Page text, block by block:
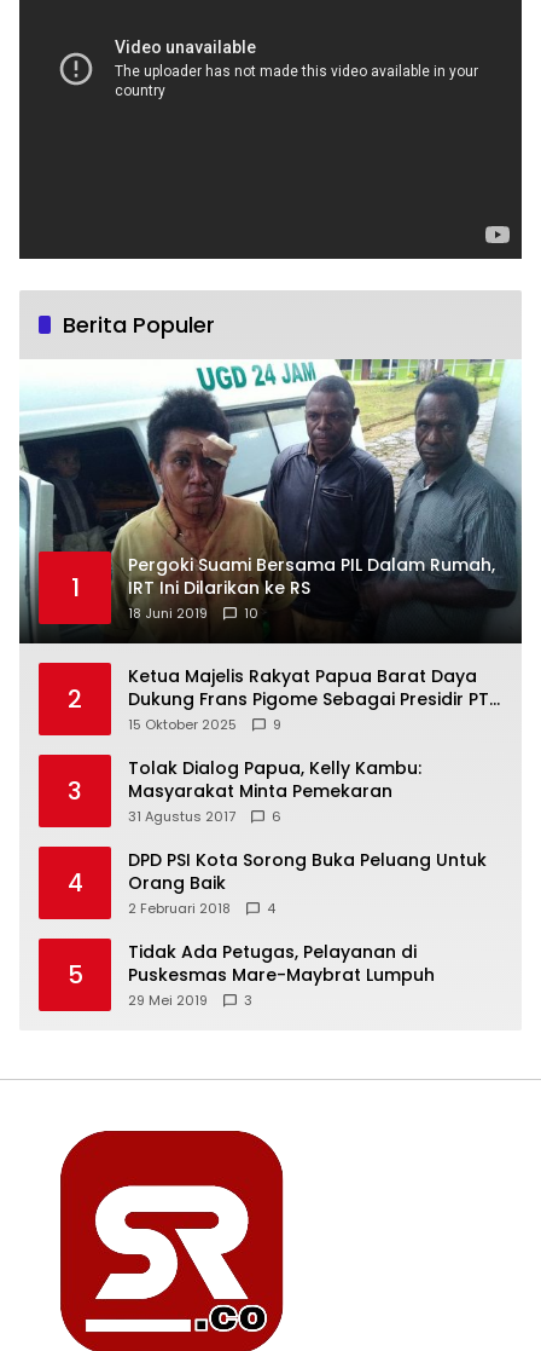
Berita Populer
1
Pergoki Suami Bersama PIL Dalam Rumah,
IRT Ini Dilarikan ke RS
18 Juni 2019 10
2
Ketua Majelis Rakyat Papua Barat Daya
Dukung Frans Pigome Sebagai Presidir PT
Freeport Indonesia
15 Oktober 2025 9
3
Tolak Dialog Papua, Kelly Kambu:
Masyarakat Minta Pemekaran
31 Agustus 2017 6
4
DPD PSI Kota Sorong Buka Peluang Untuk
Orang Baik
2 Februari 2018 4
5
Tidak Ada Petugas, Pelayanan di
Puskesmas Mare-Maybrat Lumpuh
29 Mei 2019 3